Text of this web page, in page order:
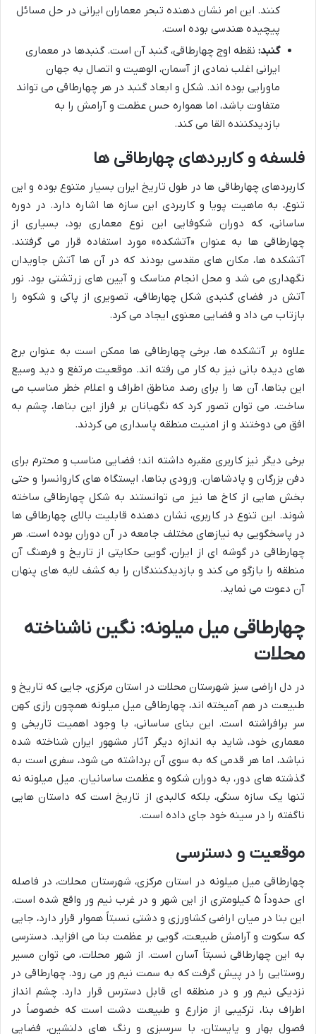
کنند. این امر نشان دهنده تبحر معماران ایرانی در حل مسائل
پیچیده هندسی بوده است.
گنبد: نقطه اوج چهارطاقی، گنبد آن است. گنبدها در معماری
ایرانی اغلب نمادی از آسمان، الوهیت و اتصال به جهان
ماورایی بوده اند. شکل و ابعاد گنبد در هر چهارطاقی می تواند
متفاوت باشد، اما همواره حس عظمت و آرامش را به
بازدیدکننده القا می کند.
فلسفه و کاربردهای چهارطاقی ها
کاربردهای چهارطاقی ها در طول تاریخ ایران بسیار متنوع بوده و این
تنوع، به ماهیت پویا و کاربردی این سازه ها اشاره دارد. در دوره
ساسانی، که دوران شکوفایی این نوع معماری بود، بسیاری از
چهارطاقی ها به عنوان «آتشکده» مورد استفاده قرار می گرفتند.
آتشکده ها، مکان های مقدسی بودند که در آن ها آتش جاویدان
نگهداری می شد و محل انجام مناسک و آیین های زرتشتی بود. نور
آتش در فضای گنبدی شکل چهارطاقی، تصویری از پاکی و شکوه را
بازتاب می داد و فضایی معنوی ایجاد می کرد.
علاوه بر آتشکده ها، برخی چهارطاقی ها ممکن است به عنوان برج
های دیده بانی نیز به کار می رفته اند. موقعیت مرتفع و دید وسیع
این بناها، آن ها را برای رصد مناطق اطراف و اعلام خطر مناسب می
ساخت. می توان تصور کرد که نگهبانان بر فراز این بناها، چشم به
افق می دوختند و از امنیت منطقه پاسداری می کردند.
برخی دیگر نیز کاربری مقبره داشته اند؛ فضایی مناسب و محترم برای
دفن بزرگان و پادشاهان. ورودی بناها، ایستگاه های کاروانسرا و حتی
بخش هایی از کاخ ها نیز می توانستند به شکل چهارطاقی ساخته
شوند. این تنوع در کاربری، نشان دهنده قابلیت بالای چهارطاقی ها
در پاسخگویی به نیازهای مختلف جامعه در آن دوران بوده است. هر
چهارطاقی در گوشه ای از ایران، گویی حکایتی از تاریخ و فرهنگ آن
منطقه را بازگو می کند و بازدیدکنندگان را به کشف لایه های پنهان
آن دعوت می نماید.
چهارطاقی میل میلونه: نگین ناشناخته
محلات
در دل اراضی سبز شهرستان محلات در استان مرکزی، جایی که تاریخ و
طبیعت در هم آمیخته اند، چهارطاقی میل میلونه همچون رازی کهن
سر برافراشته است. این بنای ساسانی، با وجود اهمیت تاریخی و
معماری خود، شاید به اندازه دیگر آثار مشهور ایران شناخته شده
نباشد، اما هر قدمی که به سوی آن برداشته می شود، سفری است به
گذشته های دور، به دوران شکوه و عظمت ساسانیان. میل میلونه نه
تنها یک سازه سنگی، بلکه کالبدی از تاریخ است که داستان هایی
ناگفته را در سینه خود جای داده است.
موقعیت و دسترسی
چهارطاقی میل میلونه در استان مرکزی، شهرستان محلات، در فاصله
ای حدوداً ۵ کیلومتری از این شهر و در غرب نیم ور واقع شده است.
این بنا در میان اراضی کشاورزی و دشتی نسبتاً هموار قرار دارد، جایی
که سکوت و آرامش طبیعت، گویی بر عظمت بنا می افزاید. دسترسی
به این چهارطاقی نسبتاً آسان است. از شهر محلات، می توان مسیر
روستایی را در پیش گرفت که به سمت نیم ور می رود. چهارطاقی در
نزدیکی نیم ور و در منطقه ای قابل دسترس قرار دارد. چشم انداز
اطراف بنا، ترکیبی از مزارع و طبیعت دشت است که خصوصاً در
فصول بهار و پایستان، با سرسبزی و رنگ های دلنشین، فضایی